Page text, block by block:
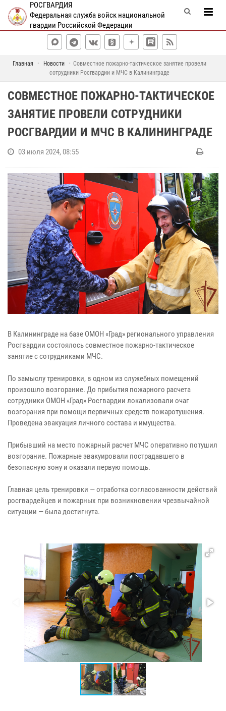
РОСГВАРДИЯ
Федеральная служба войск национальной
гвардии Российской Федерации
Главная Новости
Совместное пожарно-тактическое занятие провели
сотрудники Росгвардии и МЧС в Калининграде
СОВМЕСТНОЕ ПОЖАРНО-ТАКТИЧЕСКОЕ
ЗАНЯТИЕ ПРОВЕЛИ СОТРУДНИКИ
РОСГВАРДИИ И МЧС В КАЛИНИНГРАДЕ
03 июля 2024, 08:55
В Калининграде на базе ОМОН «Град» регионального управления
Росгвардии состоялось совместное пожарно-тактическое
занятие с сотрудниками МЧС.
По замыслу тренировки, в одном из служебных помещений
произошло возгорание. До прибытия пожарного расчета
сотрудники ОМОН «Град» Росгвардии локализовали очаг
возгорания при помощи первичных средств пожаротушения.
Проведена эвакуация личного состава и имущества.
Прибывший на место пожарный расчет МЧС оперативно потушил
возгорание. Пожарные эвакуировали пострадавшего в
безопасную зону и оказали первую помощь.
Главная цель тренировки — отработка согласованности действий
росгвардейцев и пожарных при возникновении чрезвычайной
ситуации — была достигнута.